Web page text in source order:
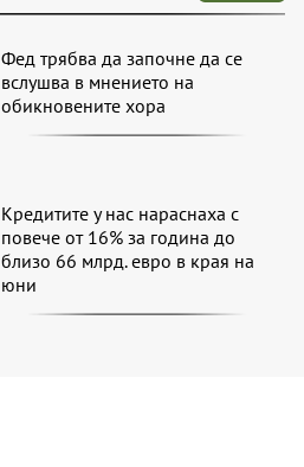
Фед трябва да започне да се
вслушва в мнението на
обикновените хора
Кредитите у нас нараснаха с
повече от 16% за година до
близо 66 млрд. евро в края на
юни